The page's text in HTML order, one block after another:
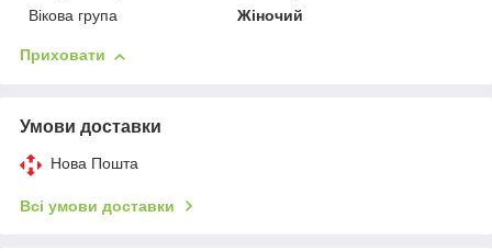
Вікова група
Жіночий
Приховати
Умови доставки
Нова Пошта
Всі умови доставки